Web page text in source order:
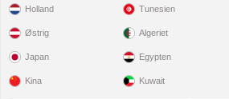
Holland
Østrig
Japan
Kina
Tunesien
Algeriet
Egypten
Kuwait